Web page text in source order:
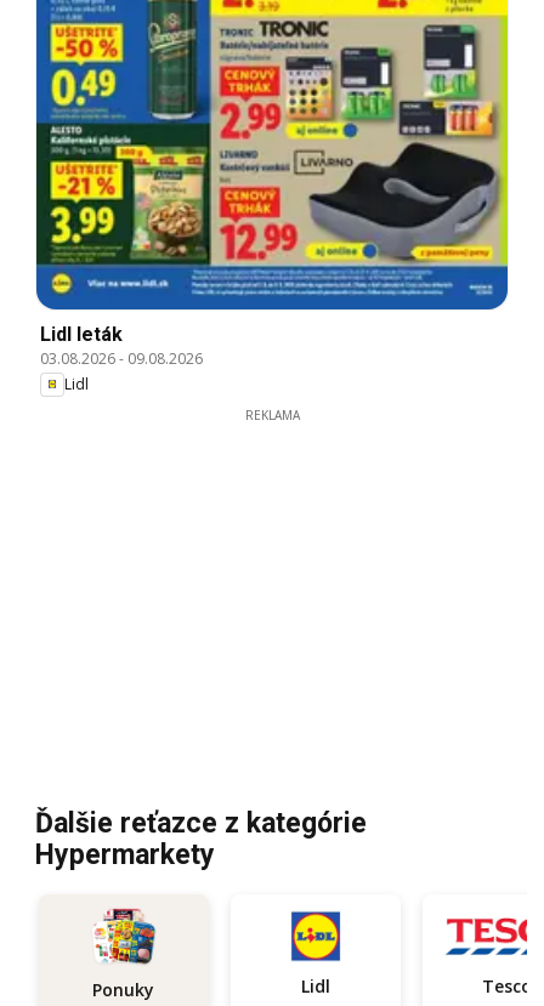
Lidl leták
03.08.2026- 09.08.2026
Lidl
REKLAMA
Ďalšie reťazce z kategórie
Hypermarkety
Ponuky Lidl Tesco